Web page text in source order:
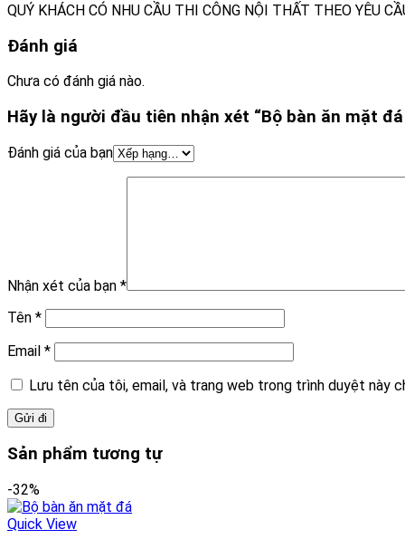
QUÝ KHÁCH CÓ NHU CẦU THI CÔNG NỘI THẤT THEO YÊU
Đánh giá
Chưa có đánh giá nào.
Hãy là người đầu tiên nhận xét “Bộ bàn ăn mặt
Đánh giá của bạn
Nhận xét của bạn *
Tên *
Email *
Lưu tên của tôi, email, và trang web trong trình duyệt này
Sản phẩm tương tự
-32%
Quick View